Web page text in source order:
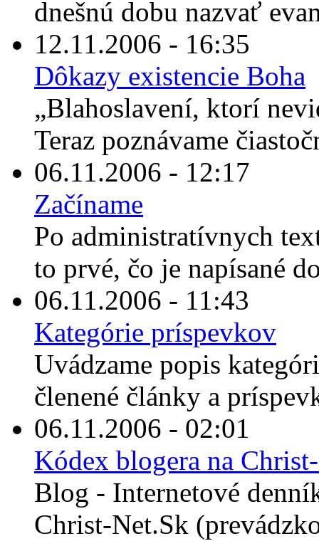
dnešnú dobu nazvať
12.11.2006 - 16:35
Dôkazy existencie Boha
„Blahoslavení, ktorí
Teraz poznávame
06.11.2006 - 12:17
Začíname
Po administratívnych
to prvé, čo je napísané
06.11.2006 - 11:43
Kategórie príspevkov
Uvádzame popis
členené články a
06.11.2006 - 02:01
Kódex blogera na
Blog - Internetové
Christ-Net.Sk